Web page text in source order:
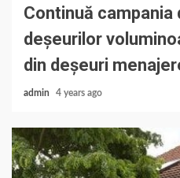
Continuă
deșeurilor
din deșeuri
admin 4 years ago